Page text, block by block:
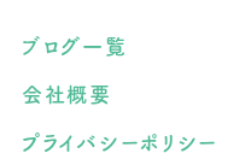
ブログ一覧
会社概要
プライバシーポリシー